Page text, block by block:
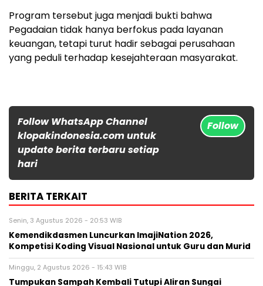
Program tersebut juga menjadi bukti bahwa
Pegadaian tidak hanya berfokus pada layanan
keuangan, tetapi turut hadir sebagai perusahaan
yang peduli terhadap kesejahteraan masyarakat.
Follow WhatsApp Channel
klopakindonesia.com untuk
update berita terbaru setiap
hari
Follow
BERITA TERKAIT
Senin, 3 Agustus 2026 - 20:53 WIB
Kemendikdasmen Luncurkan ImajiNation 2026,
Kompetisi Koding Visual Nasional untuk Guru dan Murid
Minggu, 2 Agustus 2026 - 15:43 WIB
Tumpukan Sampah Kembali Tutupi Aliran Sungai